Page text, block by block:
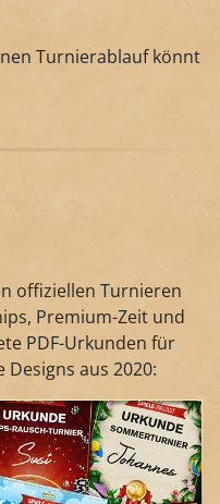
Turnierablauf könnt
offiziellen Turnieren
Premium-Zeit und
PDF-Urkunden für
aus 2020: